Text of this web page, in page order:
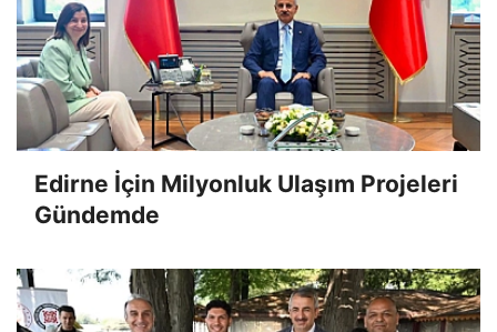
Edirne İçin Milyonluk Ulaşım Projeleri
Gündemde